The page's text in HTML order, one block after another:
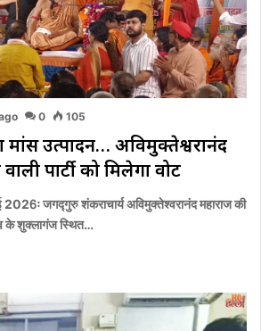
0 105
मांस उत्पादन… अविमुक्तेश्वरानंद
पार्टी को मिलेगा वोट
2026ः जगद्गुरु शंकराचार्य अविमुक्तेश्वरानंद महाराज की
के शुक्लागंज स्थित…